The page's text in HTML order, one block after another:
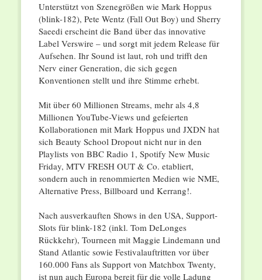
Unterstützt von Szenegrößen wie Mark Hoppus
(blink-182), Pete Wentz (Fall Out Boy) und Sherry
Saeedi erscheint die Band über das innovative
Label Verswire – und sorgt mit jedem Release für
Aufsehen. Ihr Sound ist laut, roh und trifft den
Nerv einer Generation, die sich gegen
Konventionen stellt und ihre Stimme erhebt.
Mit über 60 Millionen Streams, mehr als 4,8
Millionen YouTube-Views und gefeierten
Kollaborationen mit Mark Hoppus und JXDN hat
sich Beauty School Dropout nicht nur in den
Playlists von BBC Radio 1, Spotify New Music
Friday, MTV FRESH OUT & Co. etabliert,
sondern auch in renommierten Medien wie NME,
Alternative Press, Billboard und Kerrang!.
Nach ausverkauften Shows in den USA, Support-
Slots für blink-182 (inkl. Tom DeLonges
Rückkehr), Tourneen mit Maggie Lindemann und
Stand Atlantic sowie Festivalauftritten vor über
160.000 Fans als Support von Matchbox Twenty,
ist nun auch Europa bereit für die volle Ladung